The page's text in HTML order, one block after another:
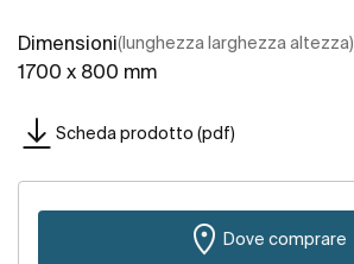
Dimensioni(lunghezza larghezza altezza)
1700 x 800 mm
Scheda prodotto (pdf)
Dove comprare